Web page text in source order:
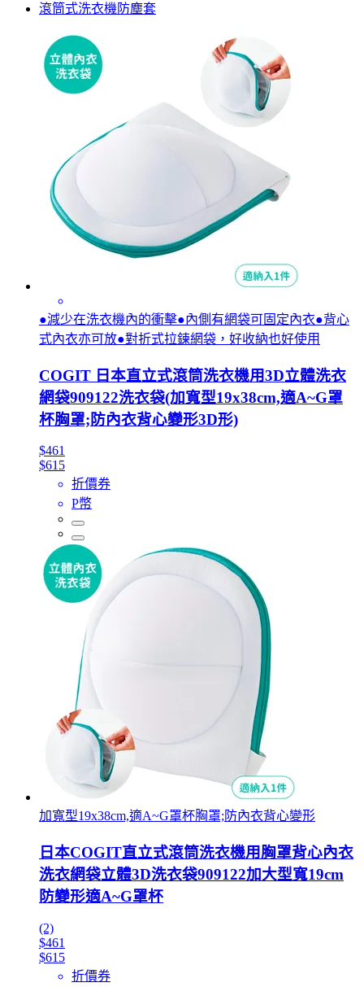
滾筒式洗衣機防塵套
●減少在洗衣機內的衝擊●內側有網袋可固定內衣●背心
式內衣亦可放●對折式拉鍊網袋，好收納也好使用
COGIT 日本直立式滾筒洗衣機用3D立體洗衣
網袋909122洗衣袋(加寬型19x38cm,適A~G罩
杯胸罩;防內衣背心變形3D形)
$461
$615
折價券
P幣
加寬型19x38cm,適A~G罩杯胸罩;防內衣背心變形
日本COGIT直立式滾筒洗衣機用胸罩背心內衣
洗衣網袋立體3D洗衣袋909122加大型寬19cm
防變形適A~G罩杯
(2)
$461
$615
折價券